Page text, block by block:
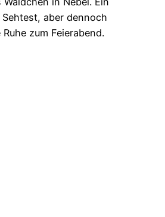
aber dennoch
zum Feierabend.